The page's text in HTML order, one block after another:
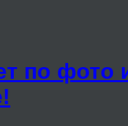
по фото